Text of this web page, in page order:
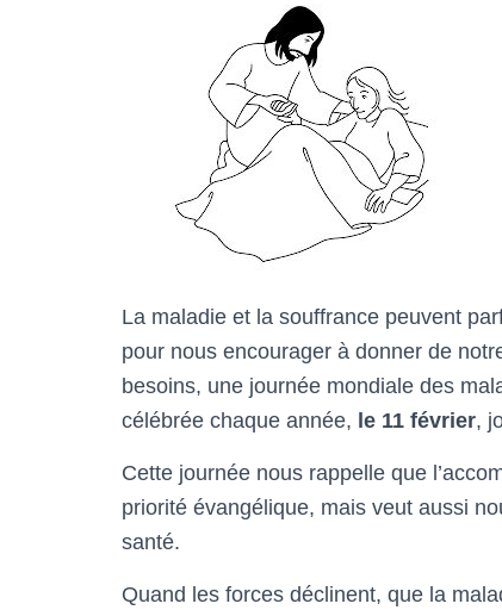
La maladie et la souffrance peuvent
pour nous encourager à donner de
besoins, une journée mondiale des
célébrée chaque année, le 11 février,
Cette journée nous rappelle que
priorité évangélique, mais veut aussi
santé.
Quand les forces déclinent, que la